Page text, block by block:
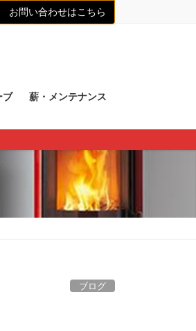
お問い合わせはこちら
ブ 薪・メンテナンス
ブログ